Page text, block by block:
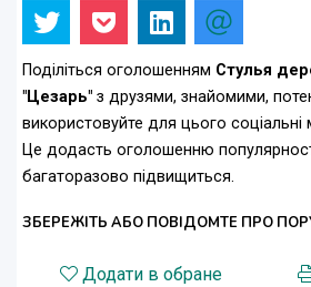
Поділіться оголошенням Стулья
"Цезарь" з друзями, знайомими,
використовуйте для цього
Це додасть оголошенню
багаторазово підвищиться.
ЗБЕРЕЖІТЬ АБО ПОВІДОМТЕ ПРО
Додати в обране